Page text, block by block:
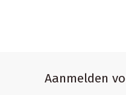
Aanmelden